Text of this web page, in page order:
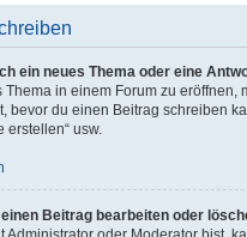
ein neues Thema oder eine
Thema in einem Forum zu eröffnen,
bevor du einen Beitrag schreiben
erstellen“ usw.
Beitrag bearbeiten oder